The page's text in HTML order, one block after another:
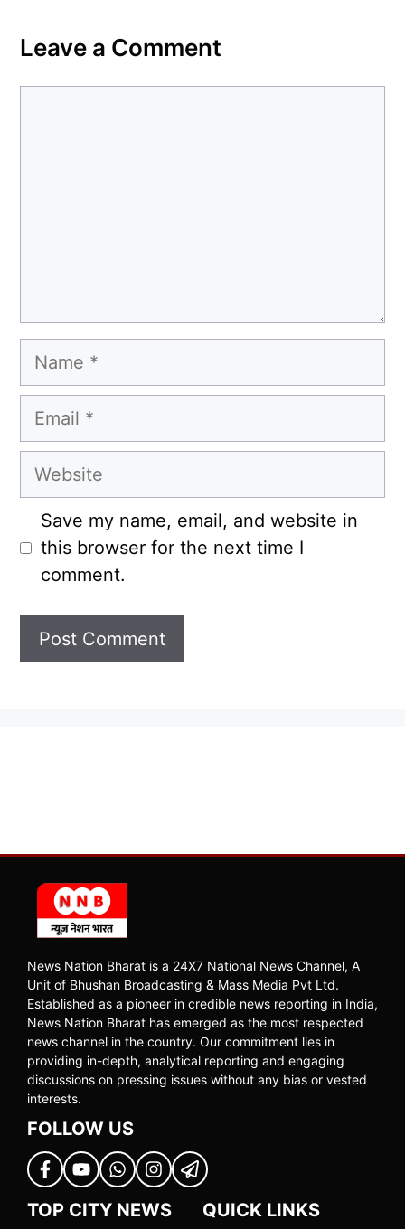
Leave a Comment
Name
Email
Website
Save my name, email, and website in
this browser for the next time I
comment.
News Nation Bharat is a 24X7 National News Channel, A
Unit of Bhushan Broadcasting & Mass Media Pvt Ltd.
Established as a pioneer in credible news reporting in India,
News Nation Bharat has emerged as the most respected
news channel in the country. Our commitment lies in
providing in-depth, analytical reporting and engaging
discussions on pressing issues without any bias or vested
interests.
FOLLOW US
TOP CITY NEWS QUICK LINKS